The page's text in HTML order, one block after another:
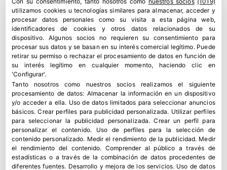
utilizamos cookies u tecnologías similares para almacenar, acceder y
procesar datos personales como su visita a esta página web,
identificadores de cookies y otros datos relacionados de su
dispositivo. Algunos socios no requieren su consentimiento para
procesar sus datos y se basan en su interés comercial legítimo. Puede
retirar su permiso o rechazar el procesamiento de datos en función de
su interés legítimo en cualquier momento, haciendo clic en
'Configurar'.
Tanto nosotros como nuestros socios realizamos el siguiente
procesamiento de datos: Almacenar la información en un dispositivo
y/o acceder a ella. Uso de datos limitados para seleccionar anuncios
básicos.Crear perfiles para publicidad personalizada. Utilizar perfiles
para seleccionar la publicidad personalizada.Crear un perfil para
personalizar el contenido. Uso de perfiles para la selección de
contenido personalizado. Medir el rendimiento de la publicidad. Medir
el rendimiento del contenido.Comprender al público a través de
estadísticas o a través de la combinación de datos procedentes de
diferentes fuentes. Desarrollo y mejora de los servicios. Uso de datos